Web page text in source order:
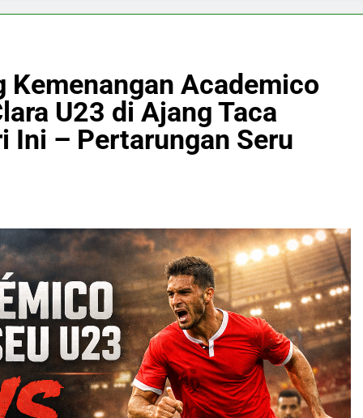
Academico
U23 di Ajang Taca
Ini – Pertarungan Seru